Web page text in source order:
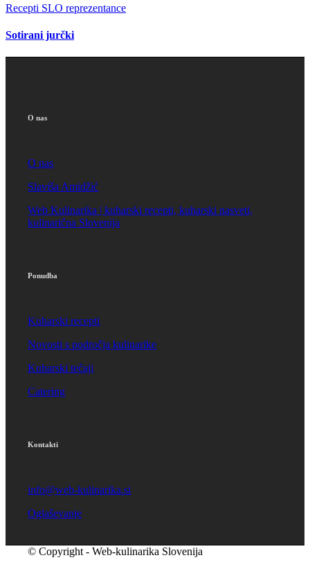
Recepti SLO reprezentance
Sotirani jurčki
O nas
O nas
Slaviša Amidžić
Web Kulinarika | kuharski recepti, kuharski nasveti,
kulinarična Slovenija
Ponudba
Kuharski recepti
Novosti s področja kulinarike
Kuharski tečaji
Catering
Kontakti
info@web-kulinarika.si
Oglaševanje
© Copyright - Web-kulinarika Slovenija